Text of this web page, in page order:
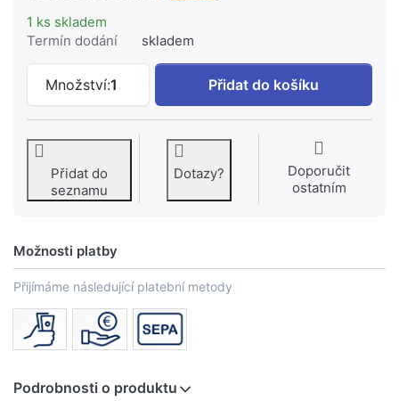
1 ks skladem
Termín dodání
skladem
Množství:1
DUSCHOLUX DUSCHOSTAR pevný
Přidat do košíku
Přidat do
seznamu
Dotazy?
Doporučit
ostatním
Možnosti platby
Přijímáme následující platební metody
Podrobnosti o produktu